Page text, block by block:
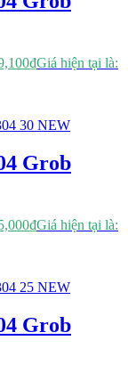
₫Giá hiện tại là:
Grob
₫Giá hiện tại là:
Grob